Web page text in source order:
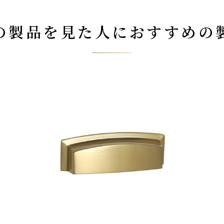
製品を見た人に おすすめの